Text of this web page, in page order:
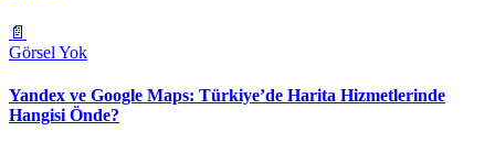
📄
Görsel Yok
Yandex ve Google Maps: Türkiye’de Harita Hizmetlerinde
Hangisi Önde?